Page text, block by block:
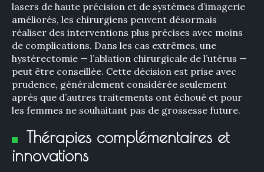
lasers de haute précision et de systèmes d’imagerie
améliorés, les chirurgiens peuvent désormais
réaliser des interventions plus précises avec moins
de complications. Dans les cas extrêmes, une
hystérectomie — l’ablation chirurgicale de l’utérus —
peut être conseillée. Cette décision est prise avec
prudence, généralement considérée seulement
après que d’autres traitements ont échoué et pour
les femmes ne souhaitant pas de grossesse future.
Thérapies complémentaires et
innovations
Rechercher
: